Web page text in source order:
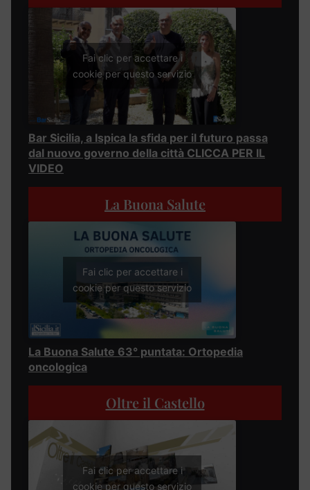
Fai clic per accettare i
cookie per questo servizio
Bar Sicilia, a Ispica la sfida per il futuro passa
dal nuovo governo della città CLICCA PER IL
VIDEO
La Buona Salute
Fai clic per accettare i
cookie per questo servizio
La Buona Salute 63° puntata: Ortopedia
oncologica
Oltre il Castello
Fai clic per accettare i
cookie per questo servizio